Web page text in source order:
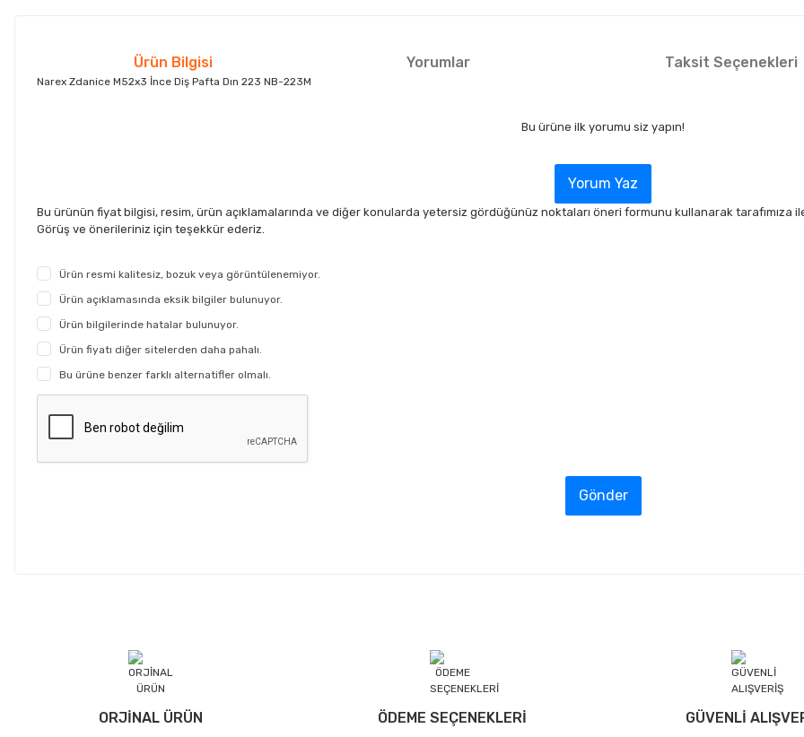
Ürün Bilgisi Yorumlar Taksit Seçenekleri
Narex Zdanice M52x3 İnce Diş Pafta Dın 223 NB-223M
Bu ürüne ilk yorumu siz yapın!
Yorum Yaz
Bu ürünün fiyat bilgisi, resim, ürün açıklamalarında ve diğer konularda yetersiz gördüğünüz noktaları öneri formunu kullanarak tarafımıza
Görüş ve önerileriniz için teşekkür ederiz.
Ürün resmi kalitesiz, bozuk veya görüntülenemiyor.
Ürün açıklamasında eksik bilgiler bulunuyor.
Ürün bilgilerinde hatalar bulunuyor.
Ürün fiyatı diğer sitelerden daha pahalı.
Bu ürüne benzer farklı alternatifler olmalı.
Gönder
ORJİNAL ÜRÜN ÖDEME SEÇENEKLERİ GÜVENLİ